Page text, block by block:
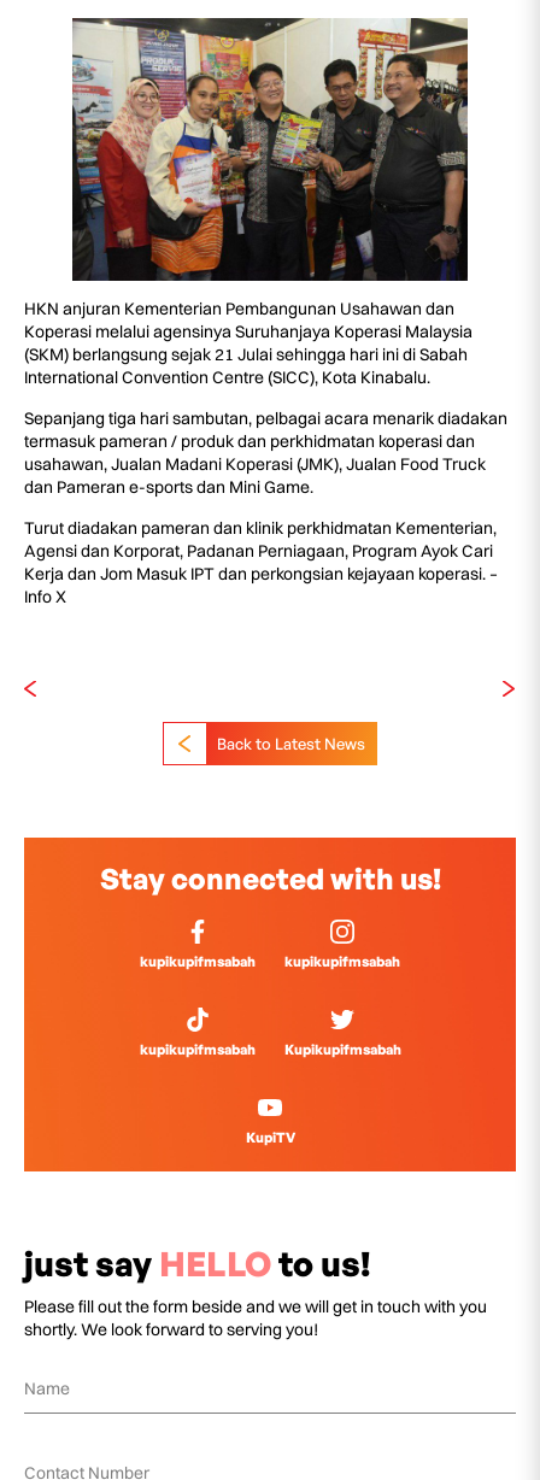
HKN anjuran Kementerian Pembangunan Usahawan dan
Koperasi melalui agensinya Suruhanjaya Koperasi Malaysia
(SKM) berlangsung sejak 21 Julai sehingga hari ini di Sabah
International Convention Centre (SICC), Kota Kinabalu.
Sepanjang tiga hari sambutan, pelbagai acara menarik diadakan
termasuk pameran / produk dan perkhidmatan koperasi dan
usahawan, Jualan Madani Koperasi (JMK), Jualan Food Truck
dan Pameran e-sports dan Mini Game.
Turut diadakan pameran dan klinik perkhidmatan Kementerian,
Agensi dan Korporat, Padanan Perniagaan, Program Ayok Cari
Kerja dan Jom Masuk IPT dan perkongsian kejayaan koperasi. –
Info X
Back to Latest News
Stay connected with us!
kupikupifmsabah kupikupifmsabah
kupikupifmsabah Kupikupifmsabah
KupiTV
just say HELLOto us!
Please fill out the form beside and we will get in touch with you
shortly. We look forward to serving you!